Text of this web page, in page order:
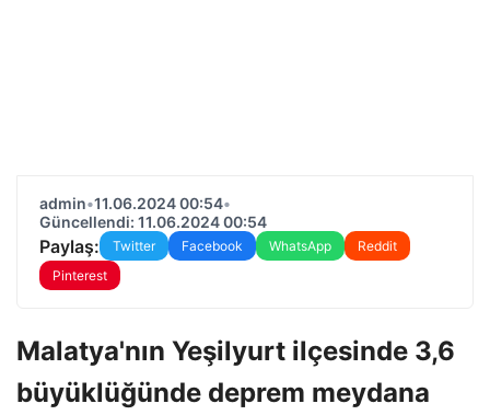
admin•11.06.2024 00:54•
Güncellendi: 11.06.2024 00:54
Paylaş: Twitter Facebook WhatsApp
Reddit
Pinterest
Malatya'nın Yeşilyurt ilçesinde 3,6
büyüklüğünde deprem meydana